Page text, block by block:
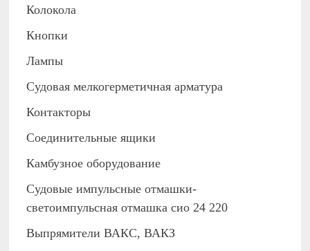
Колокола
Кнопки
Лампы
Судовая мелкогерметичная арматура
Контакторы
Соединительные ящики
Камбузное оборудование
Судовые импульсные отмашки-
светоимпульсная отмашка сио 24 220
Выпрямители ВАКС, ВАКЗ